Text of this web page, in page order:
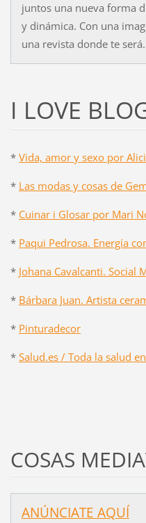
juntos una nueva forma
y dinámica. Con una
una revista donde te
I LOVE
* Vida, amor y sexo por
* Las modas y cosas de
* Cuinar i Glosar por Mari
* Paqui Pedrosa. Energía
* Johana Cavalcanti. Social
* Bárbara Juan. Artista
* Pinturadecor
* Salud.es / Toda la salud
COSAS
ANÚNCIATE AQUÍ